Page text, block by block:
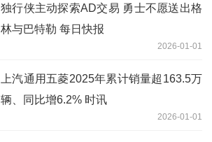
独行侠主动探索AD交易 勇士不愿送出格
林与巴特勒 每日快报
2026-01-01
上汽通用五菱2025年累计销量超163.5万
辆、同比增6.2% 时讯
2026-01-01